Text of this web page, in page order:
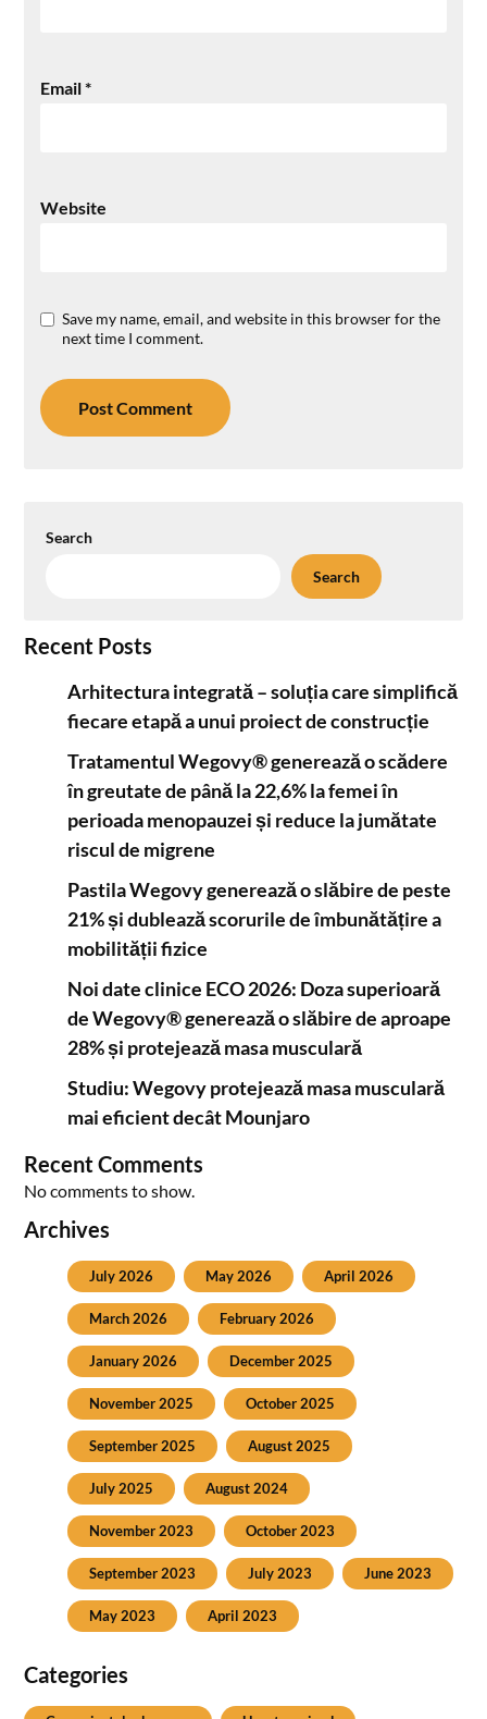
Email*
Website
Save my name, email, and website in this browser for the
next time I comment.
Search
Search
Recent Posts
Arhitectura integrată – soluția care simplifică
fiecare etapă a unui proiect de construcție
Tratamentul Wegovy® generează o scădere
în greutate de până la 22,6% la femei în
perioada menopauzei și reduce la jumătate
riscul de migrene
Pastila Wegovy generează o slăbire de peste
21% și dublează scorurile de îmbunătățire a
mobilității fizice
Noi date clinice ECO 2026: Doza superioară
de Wegovy® generează o slăbire de aproape
28% și protejează masa musculară
Studiu: Wegovy protejează masa musculară
mai eficient decât Mounjaro
Recent Comments
No comments to show.
Archives
July 2026 May 2026 April 2026
March 2026 February 2026
January 2026 December 2025
November 2025 October 2025
September 2025 August 2025
July 2025 August 2024
November 2023 October 2023
September 2023 July 2023 June 2023
May 2023 April 2023
Categories